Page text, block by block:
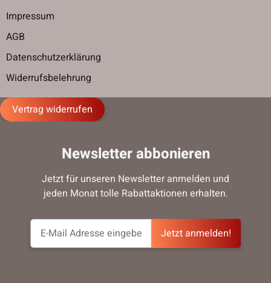
Impressum
AGB
Datenschutzerklärung
Widerrufsbelehrung
Vertrag widerrufen
Newsletter abbonieren
Jetzt anmelden!
Jetzt für unseren Newsletter anmelden und
jeden Monat tolle Rabattaktionen erhalten.